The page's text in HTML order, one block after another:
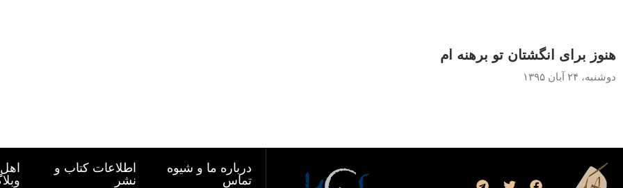
هنوز برای انگشتان تو برهنه‌ ام
دوشنبه، ۲۴ آبان ۱۳۹۵
درباره ما و شیوه
تماس
اطلاعات کتاب و
نشر